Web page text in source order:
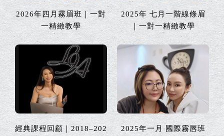
2026年四月霧眉班｜一對
一精緻教學
2025年 七月一階線條眉
｜一對一精緻教學
經典課程回顧｜2018–202
2025年一月 國際霧唇班